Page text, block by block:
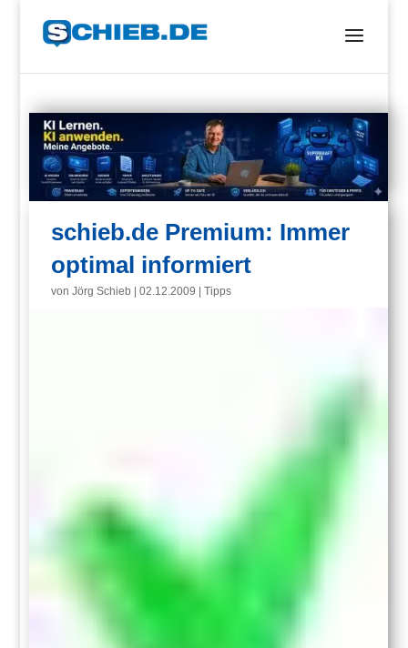
schieb.de Premium: Immer
optimal informiert
vonJörg Schieb |02.12.2009 |Tipps